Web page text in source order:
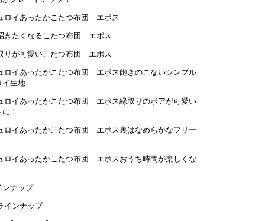
飽きのこないシンプル
イ生地
縁取りのボアが可愛い
！
裏はなめらかなフリー
おうち時間が楽しくな
ンナップ